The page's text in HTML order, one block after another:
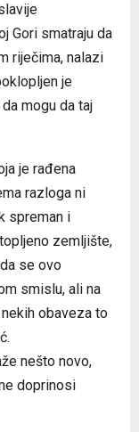
Gori smatraju da
riječima, nalazi
je
mogu da taj
je rađena
razloga ni
spreman i
zemljište,
se ovo
smislu, ali na
obaveza to
nešto novo,
doprinosi